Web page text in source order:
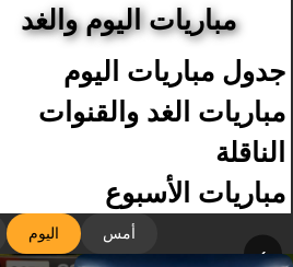
مباريات اليوم والغد
جدول مباريات اليوم
مباريات الغد والقنوات
الناقلة
مباريات الأسبوع
أمس اليوم
›